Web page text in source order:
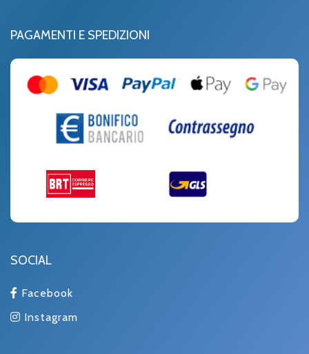
PAGAMENTI E SPEDIZIONI
SOCIAL
Facebook
Instagram